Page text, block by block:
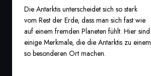
Die Antarktis unterscheidet sich so stark
vom Rest der Erde, dass man sich fast wie
auf einem fremden Planeten fühlt. Hier sind
einige Merkmale, die die Antarktis zu einem
so besonderen Ort machen.